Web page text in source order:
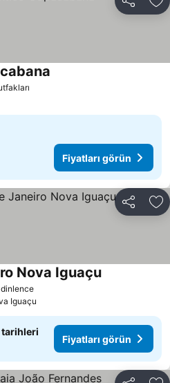
Paylaş
Fiyatları görün
Paylaş
dinlence
Nova Iguaçu
Iguaçu
tarihleri
Fiyatları görün